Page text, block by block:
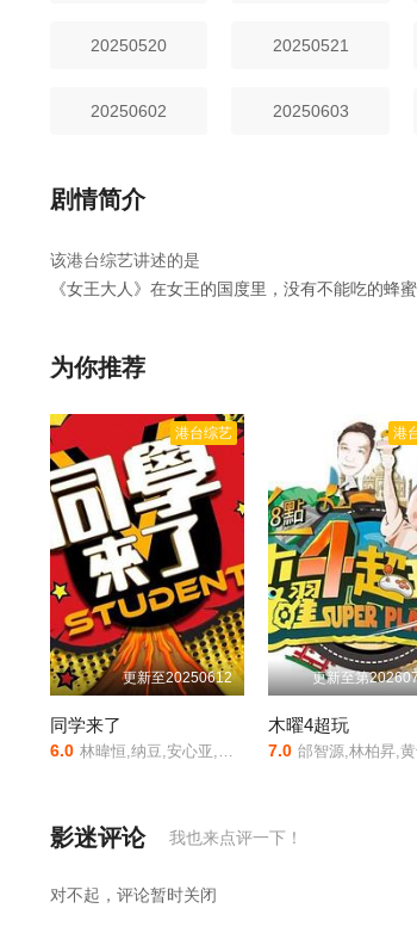
20250520 20250521
20250602 20250603
剧情简介
该港台综艺讲述的是
《女王大人》在女王的国度里，没有不能吃的
40集全集完整版资源免费在线观看。
为你推荐
港台综艺
更新至20250612
同学来了
6.0 林暐恒,纳豆,安心亚,何妤玟,无尊,杨昇达
港
更新至第
木曜4超玩
7.0 邰智源,林柏昇,黄于恩,吴泱潾,谢坤达,
影迷评论 我也来点评一下！
对不起，评论暂时关闭